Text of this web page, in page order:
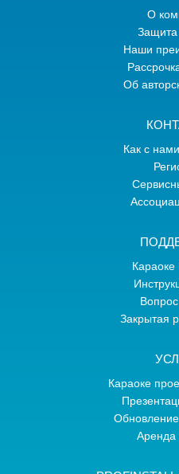
О
Наши
Об
Как с
Караоке
Закрытая
Караоке
Аренда